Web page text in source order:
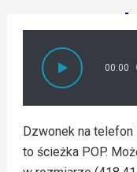
00:00
Dzwonek na telefon
to ścieżka POP.